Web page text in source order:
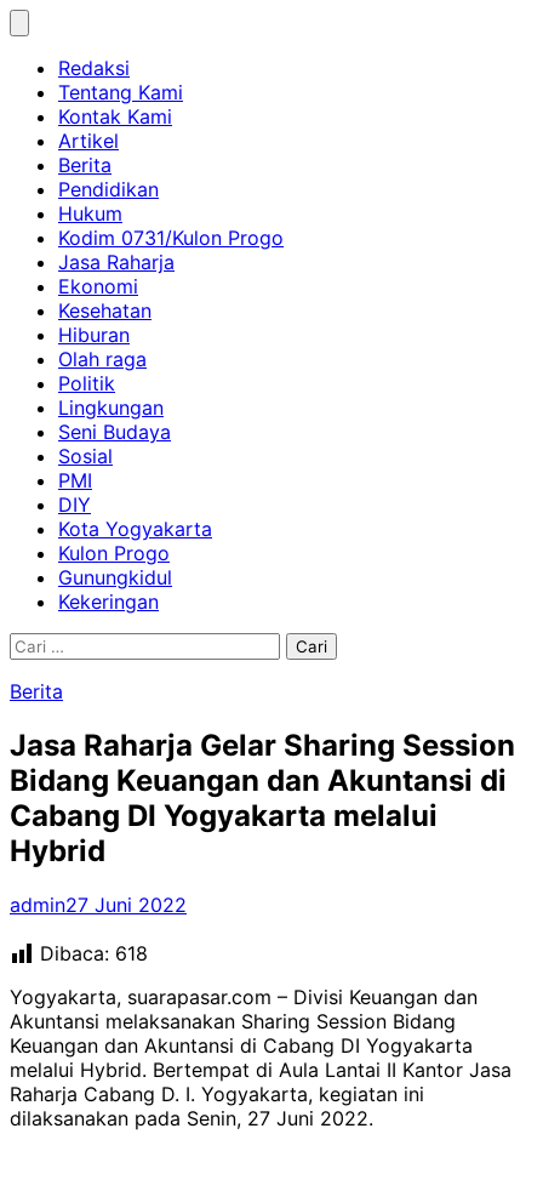
Skip
contentRedaksi
Tentang Kami
Kontak Kami
Artikel
Berita
Pendidikan
Hukum
Kodim 0731/Kulon Progo
Jasa Raharja
Ekonomi
Kesehatan
Hiburan
Olah raga
Politik
Lingkungan
Seni Budaya
Sosial
PMI
DIY
Kota Yogyakarta
Kulon Progo
Gunungkidul
Kekeringan
Cari
Berita
Jasa Raharja Gelar Sharing Session
Bidang Keuangan dan Akuntansi di
Cabang DI Yogyakarta melalui
Hybrid
admin27 Juni 2022
Dibaca: 618
Yogyakarta, suarapasar.com – Divisi Keuangan dan
Akuntansi melaksanakan Sharing Session Bidang
Keuangan dan Akuntansi di Cabang DI Yogyakarta
melalui Hybrid. Bertempat di Aula Lantai II Kantor Jasa
Raharja Cabang D. I. Yogyakarta, kegiatan ini
dilaksanakan pada Senin, 27 Juni 2022.